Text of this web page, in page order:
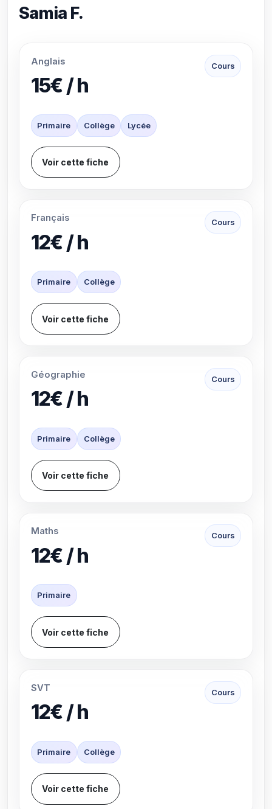
Samia F.
Anglais
15€ / h
Cours
Primaire Collège Lycée
Voir cette fiche
Français
12€ / h
Cours
Primaire Collège
Voir cette fiche
Géographie
12€ / h
Cours
Primaire Collège
Voir cette fiche
Maths
12€ / h
Cours
Primaire
Voir cette fiche
SVT
12€ / h
Cours
Primaire Collège
Voir cette fiche